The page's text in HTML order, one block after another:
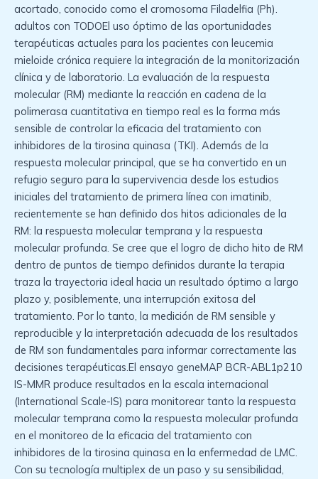
acortado, conocido como el cromosoma Filadelfia (Ph).
adultos con TODOEl uso óptimo de las oportunidades
terapéuticas actuales para los pacientes con leucemia
mieloide crónica requiere la integración de la monitorización
clínica y de laboratorio. La evaluación de la respuesta
molecular (RM) mediante la reacción en cadena de la
polimerasa cuantitativa en tiempo real es la forma más
sensible de controlar la eficacia del tratamiento con
inhibidores de la tirosina quinasa (TKI). Además de la
respuesta molecular principal, que se ha convertido en un
refugio seguro para la supervivencia desde los estudios
iniciales del tratamiento de primera línea con imatinib,
recientemente se han definido dos hitos adicionales de la
RM: la respuesta molecular temprana y la respuesta
molecular profunda. Se cree que el logro de dicho hito de RM
dentro de puntos de tiempo definidos durante la terapia
traza la trayectoria ideal hacia un resultado óptimo a largo
plazo y, posiblemente, una interrupción exitosa del
tratamiento. Por lo tanto, la medición de RM sensible y
reproducible y la interpretación adecuada de los resultados
de RM son fundamentales para informar correctamente las
decisiones terapéuticas.El ensayo geneMAP BCR-ABL1p210
IS-MMR produce resultados en la escala internacional
(International Scale-IS) para monitorear tanto la respuesta
molecular temprana como la respuesta molecular profunda
en el monitoreo de la eficacia del tratamiento con
inhibidores de la tirosina quinasa en la enfermedad de LMC.
Con su tecnología multiplex de un paso y su sensibilidad,